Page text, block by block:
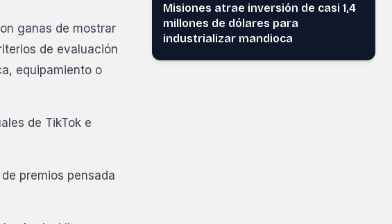
ganas de mostrar
de evaluación
equipamiento o
de TikTok e
premios pensada
Misiones atrae inversión de casi 1,4
millones de dólares para
industrializar mandioca